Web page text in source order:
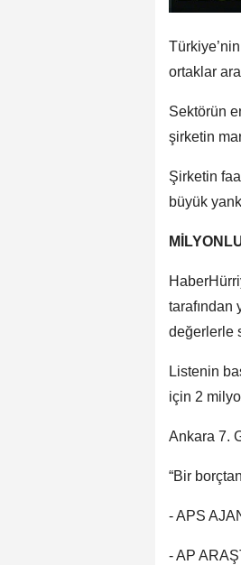
ortaklar
Sektörün
şirketin
Şirketin
büyük
tarafından
değerlerle
Listenin
için 2
Ankara 7.
“Bir
- APS
- AP